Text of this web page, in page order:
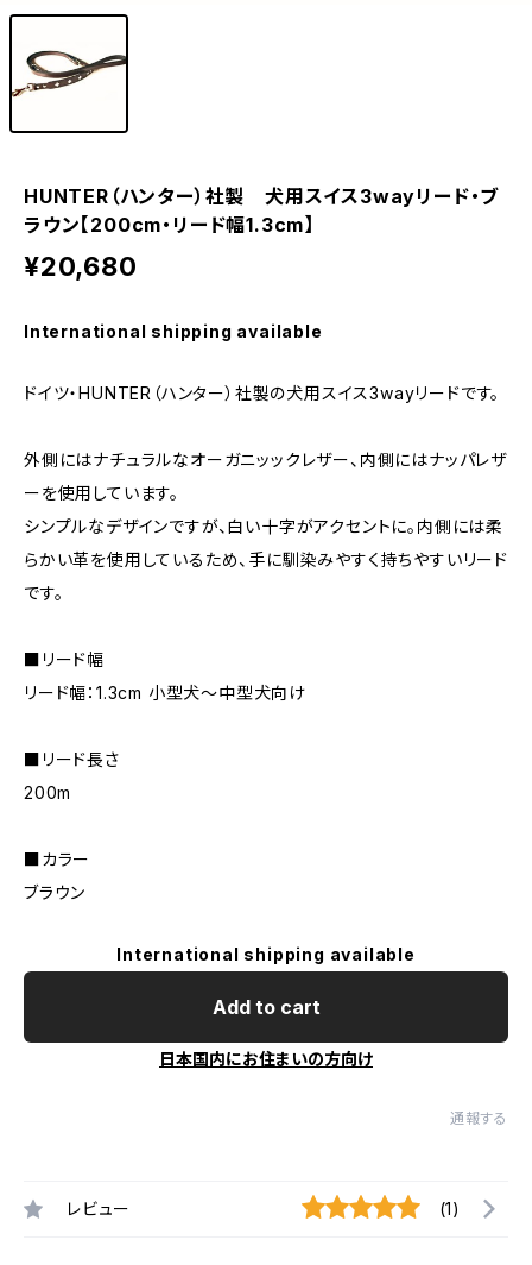
HUNTER（ハンター）社製 犬用スイス3wayリード・ブ
ラウン【200cm・リード幅1.3cm】
¥20,680
International shipping available
ドイツ・HUNTER（ハンター）社製の犬用スイス3wayリードです。
外側にはナチュラルなオーガニッックレザー、内側にはナッパレザ
ーを使用しています。
シンプルなデザインですが、白い十字がアクセントに。内側には柔
らかい革を使用しているため、手に馴染みやすく持ちやすいリード
です。
■リード幅
リード幅：1.3cm 小型犬〜中型犬向け
■リード長さ
200m
■カラー
ブラウン
International shipping available
Add to cart
日本国内にお住まいの方向け
通報する
レビュー (1)